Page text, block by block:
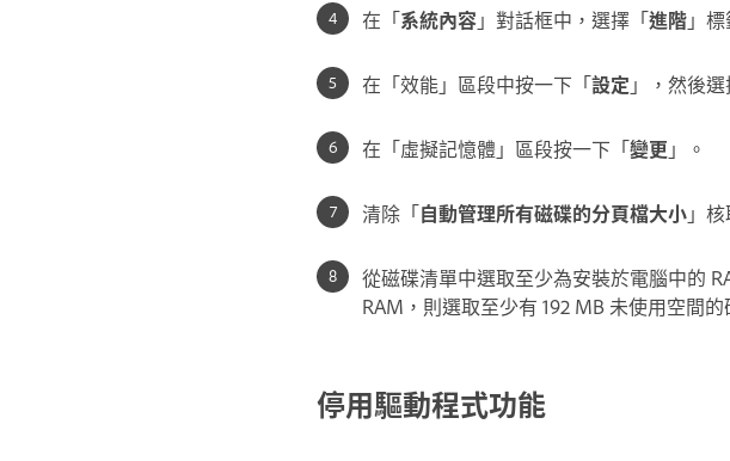
在「系統內容」對話框中，選擇「進階」標
在「效能」區段中按一下「設定 」，然後
在「虛擬記憶體」區段按一下「變更 」。
清除「自動管理所有磁碟的分頁檔大小」
從磁碟清單中選取至少為安裝於電腦中的
RAM，則選取至少有 192 MB 未使用空間的
停用驅動程式功能